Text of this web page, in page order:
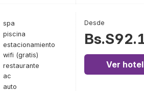
spa
piscina
estacionamiento
wifi (gratis)
restaurante
ac
auto
Desde
Ver hotel